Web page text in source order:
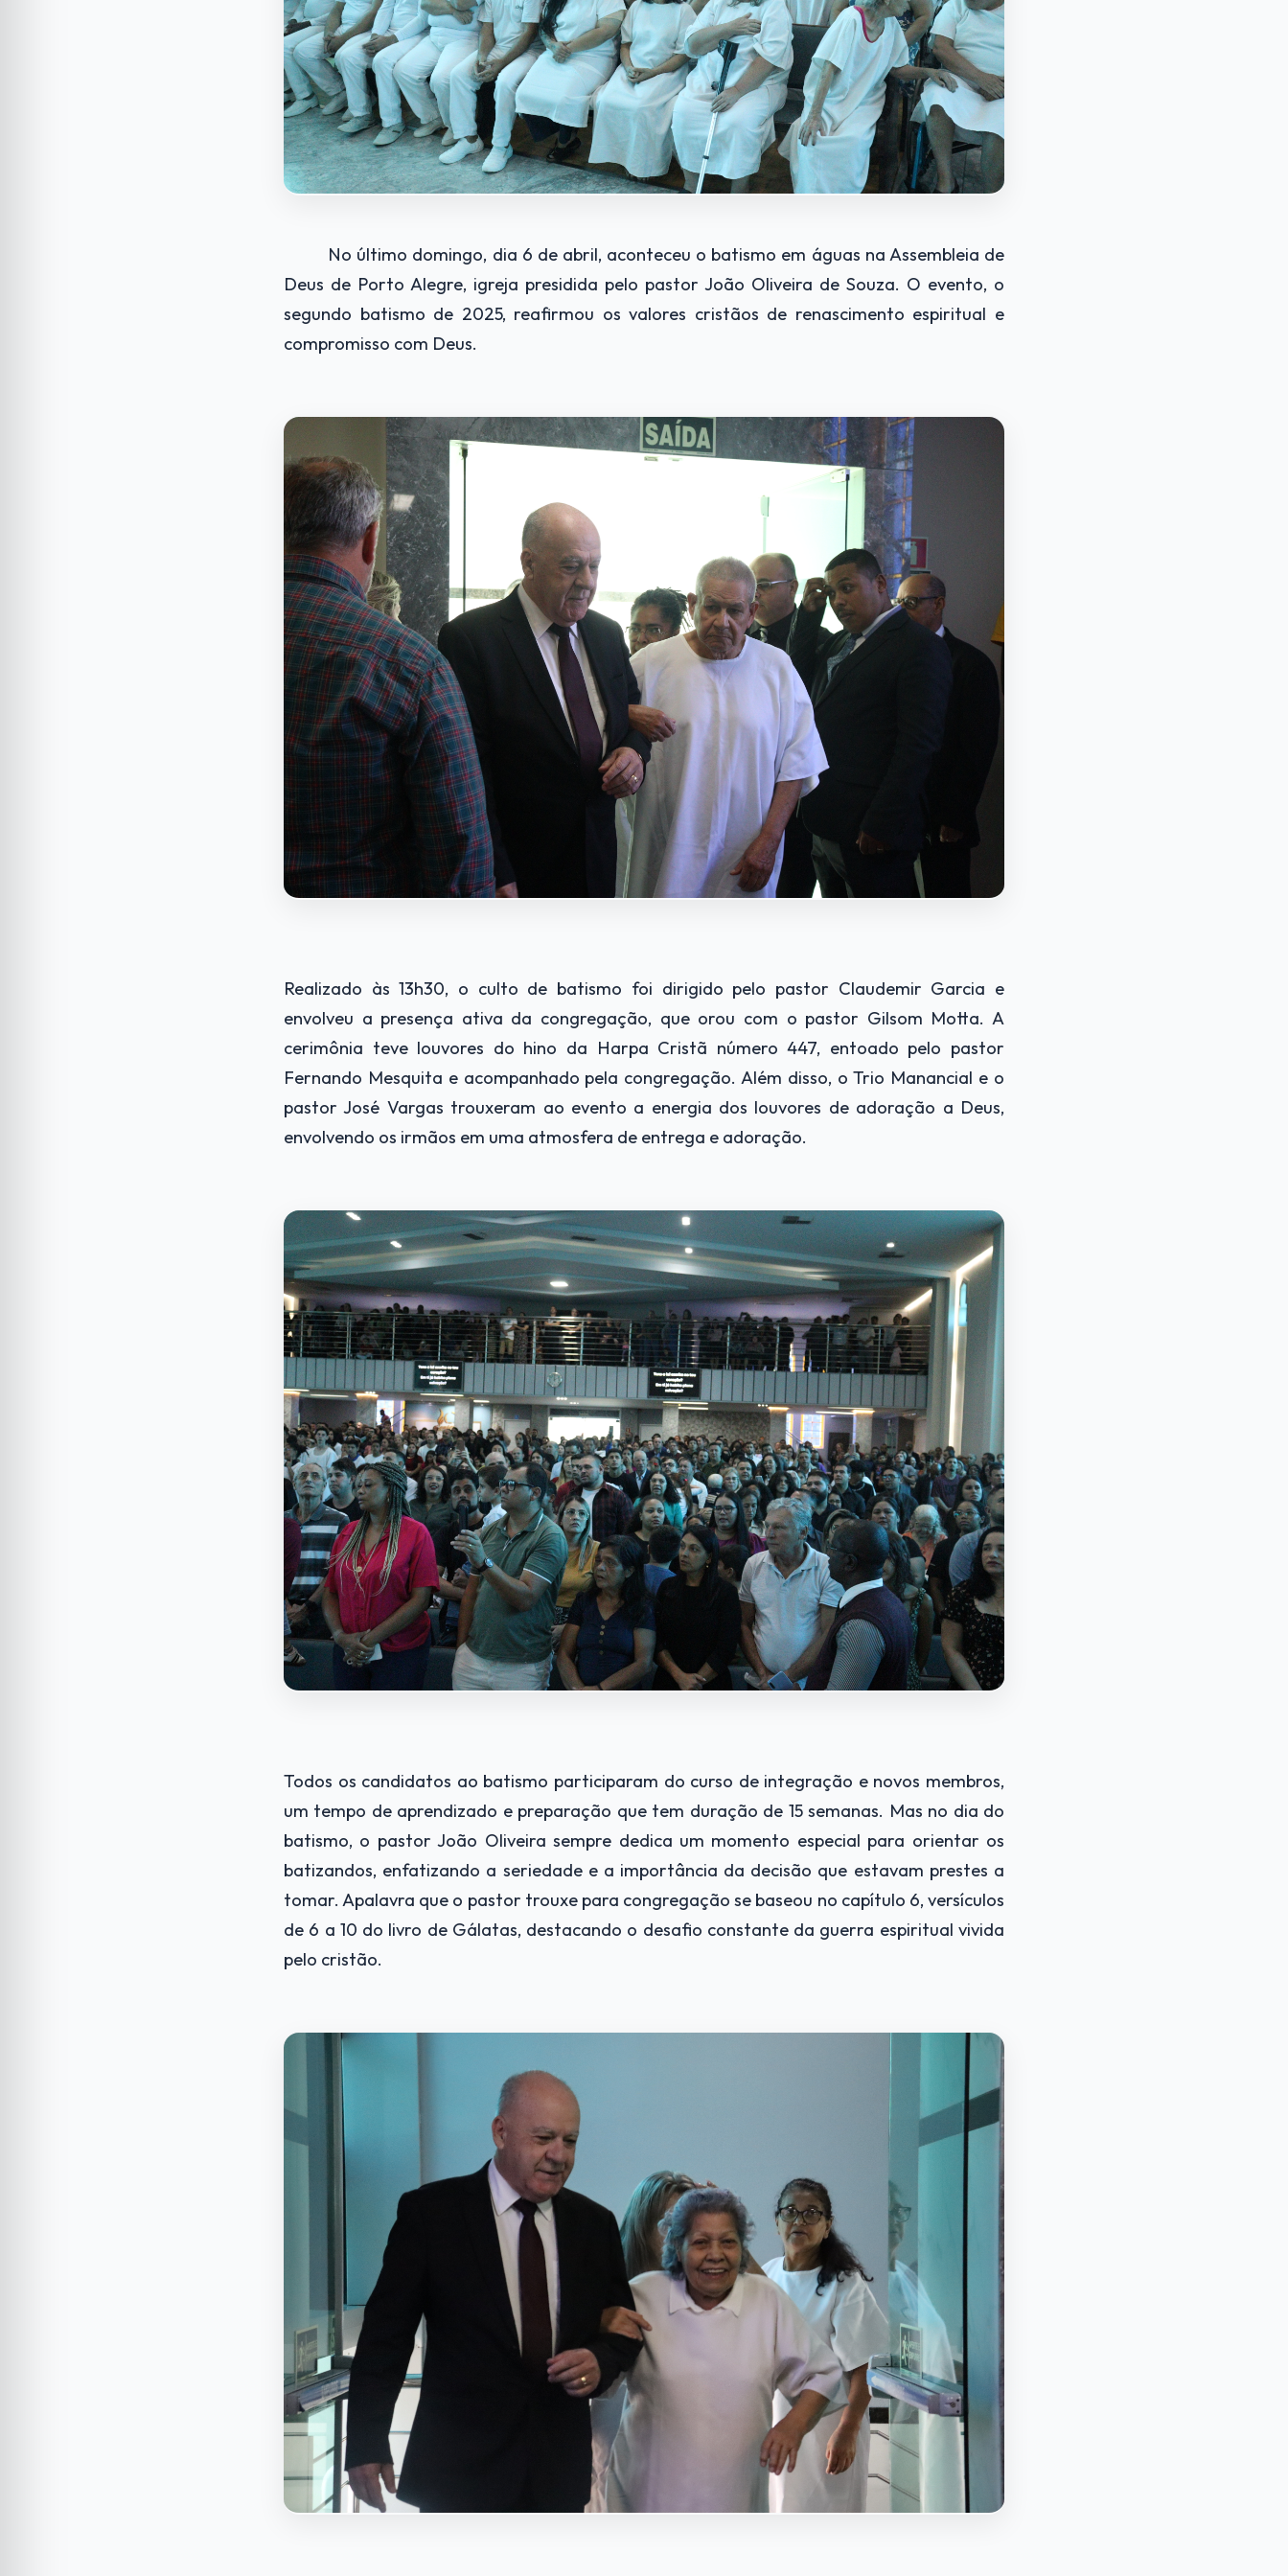
No último domingo, dia 6 de abril, aconteceu o batismo em águas na Assembleia de
Deus de Porto Alegre, igreja presidida pelo pastor João Oliveira de Souza. O evento, o
segundo batismo de 2025, reafirmou os valores cristãos de renascimento espiritual e
compromisso com Deus.
Realizado às 13h30, o culto de batismo foi dirigido pelo pastor Claudemir Garcia e
envolveu a presença ativa da congregação, que orou com o pastor Gilsom Motta. A
cerimônia teve louvores do hino da Harpa Cristã número 447, entoado pelo pastor
Fernando Mesquita e acompanhado pela congregação. Além disso, o Trio Manancial e o
pastor José Vargas trouxeram ao evento a energia dos louvores de adoração a Deus,
envolvendo os irmãos em uma atmosfera de entrega e adoração.
Todos os candidatos ao batismo participaram do curso de integração e novos membros,
um tempo de aprendizado e preparação que tem duração de 15 semanas. Mas no dia do
batismo, o pastor João Oliveira sempre dedica um momento especial para orientar os
batizandos, enfatizando a seriedade e a importância da decisão que estavam prestes a
tomar. Apalavra que o pastor trouxe para congregação se baseou no capítulo 6, versículos
de 6 a 10 do livro de Gálatas, destacando o desafio constante da guerra espiritual vivida
pelo cristão.